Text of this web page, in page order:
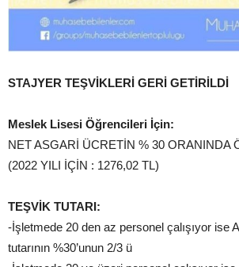
STAJYER TEŞVİKLERİ GERİ GETİRİLDİ
Meslek Lisesi Öğrencileri İçin:
NET ASGARİ ÜCRETİN % 30 ORANINDA
(2022 YILI İÇİN : 1276,02 TL)
TEŞVİK TUTARI:
-İşletmede 20 den az personel çalışıyor ise
tutarının %30’unun 2/3 ü